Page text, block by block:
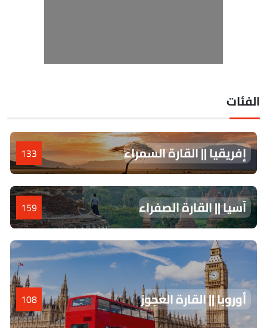
إفريقيا || القارة السمراء 133
آسيا || القارة الصفراء 159
أوروبا || القارة العجوز 108